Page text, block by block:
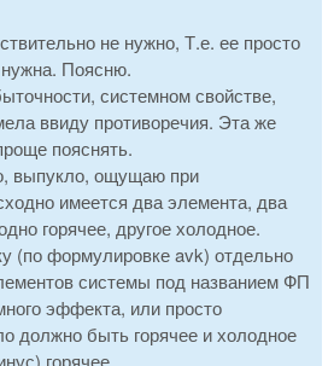
не нужно, Т.е. ее просто
Поясню.
системном свойстве,
ввиду противоречия. Эта же
пояснять.
выпукло, ощущаю при
имеется два элемента, два
горячее, другое холодное.
(по формулировке avk) отдельно
системы под названием ФП
эффекта, или просто
должно быть горячее и холодное
горячее.